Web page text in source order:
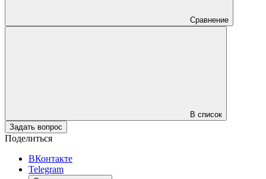
Сравнение
В список
Задать вопрос
Поделиться
ВКонтакте
Telegram